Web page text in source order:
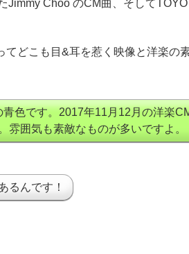
Jimmy Choo のCM曲、そして
てどこも目&耳を惹く映像と洋楽の
色です。2017年11月12月の洋楽
雰囲気も素敵なものが多いですよ。
るんです！